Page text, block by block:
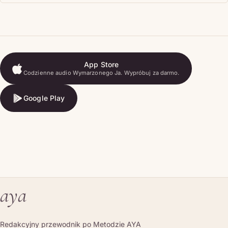
App Store
Codzienne audio Wymarzonego Ja. Wypróbuj za darmo.
App Store
Google Play
Google Play
aya
Redakcyjny przewodnik po Metodzie AYA